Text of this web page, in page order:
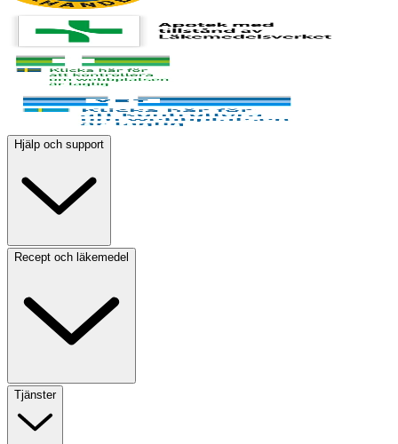
Hjälp och support
Recept och läkemedel
Tjänster